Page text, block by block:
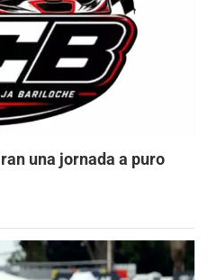
una jornada a puro